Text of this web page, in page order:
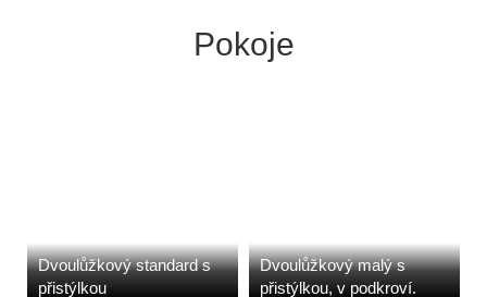
Pokoje
Dvoulůžkový standard s
přistýlkou
Dvoulůžkový malý s
přistýlkou, v podkroví.